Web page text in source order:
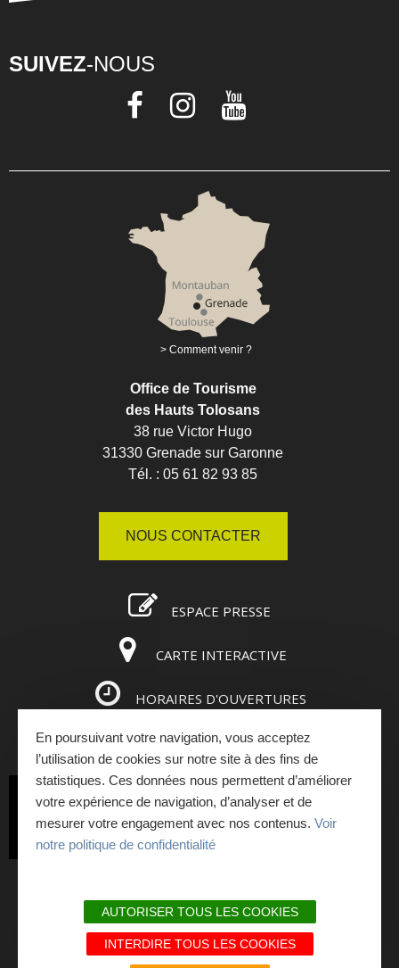
SUIVEZ-NOUS
Comment venir ?
Office de Tourisme
des Hauts Tolosans
38 rue Victor Hugo
31330 Grenade sur Garonne
Tél. : 05 61 82 93 85
NOUS CONTACTER
ESPACE PRESSE
CARTE INTERACTIVE
HORAIRES D'OUVERTURES
ESPACE PRO
INSCRIVEZ-VOUS
À LA NEWSLETTER
PLAN DU SITE
MENTIONS LÉGALES ET RGPD
NOS ENGAGEMENTS QUALITÉ
En poursuivant votre navigation, vous acceptez
l’utilisation de cookies sur notre site à des fins de
statistiques. Ces données nous permettent d’améliorer
votre expérience de navigation, d’analyser et de
mesurer votre engagement avec nos contenus. Voir
notre politique de confidentialité
AUTORISER TOUS LES COOKIES
INTERDIRE TOUS LES COOKIES